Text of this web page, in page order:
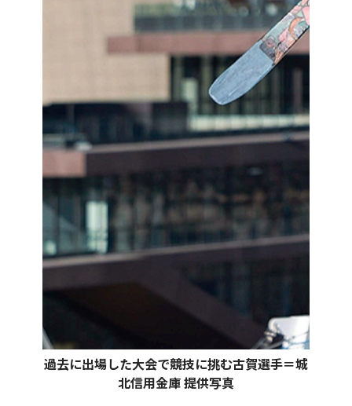
過去に出場した大会で競技に挑む古賀選手＝城
北信用金庫 提供写真